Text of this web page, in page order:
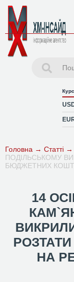
Головна → Статті →
ПОДІЛЬСЬКОМУ
БЮДЖЕТНИХ
14
НА